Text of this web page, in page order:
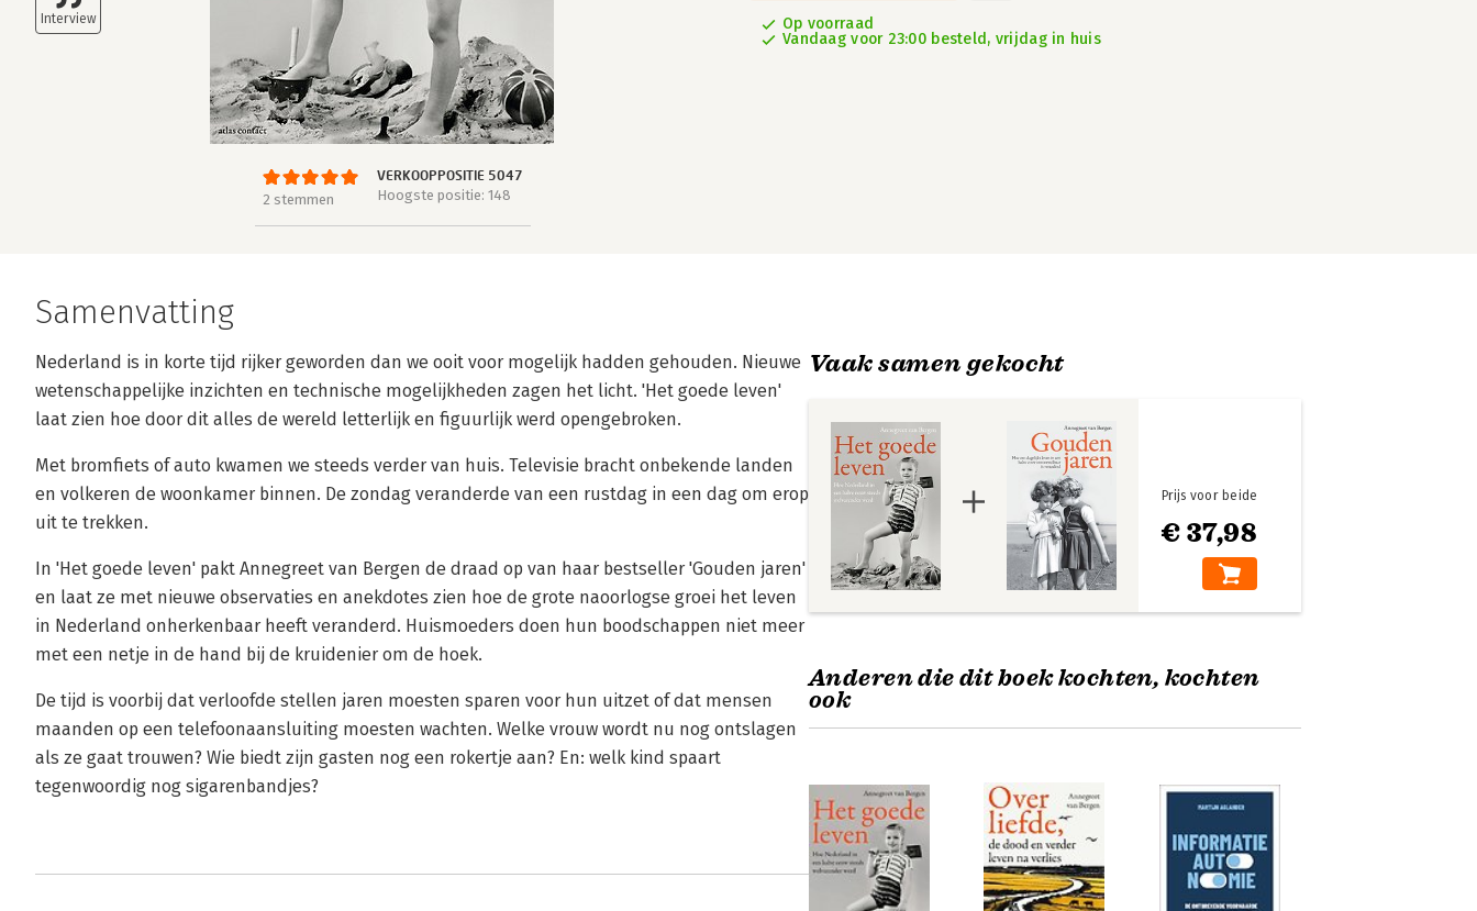
2 stemmen
VERKOOPPOSITIE 5047
Hoogste positie: 148
Op voorraad
Vandaag voor 23:00 besteld, vrijdag in huis
Samenvatting
Nederland is in korte tijd rijker geworden dan we ooit voor mogelijk hadden gehouden. Nieuwe
wetenschappelijke inzichten en technische mogelijkheden zagen het licht. 'Het goede leven'
laat zien hoe door dit alles de wereld letterlijk en figuurlijk werd opengebroken.
Met bromfiets of auto kwamen we steeds verder van huis. Televisie bracht onbekende landen
en volkeren de woonkamer binnen. De zondag veranderde van een rustdag in een dag om erop
uit te trekken.
In 'Het goede leven' pakt Annegreet van Bergen de draad op van haar bestseller 'Gouden jaren'
en laat ze met nieuwe observaties en anekdotes zien hoe de grote naoorlogse groei het leven
in Nederland onherkenbaar heeft veranderd. Huismoeders doen hun boodschappen niet meer
met een netje in de hand bij de kruidenier om de hoek.
De tijd is voorbij dat verloofde stellen jaren moesten sparen voor hun uitzet of dat mensen
maanden op een telefoonaansluiting moesten wachten. Welke vrouw wordt nu nog ontslagen
als ze gaat trouwen? Wie biedt zijn gasten nog een rokertje aan? En: welk kind spaart
tegenwoordig nog sigarenbandjes?
Vaak samen gekocht
€ 37,98
Prijs voor beide
Anderen die dit boek kochten, kochten
ook